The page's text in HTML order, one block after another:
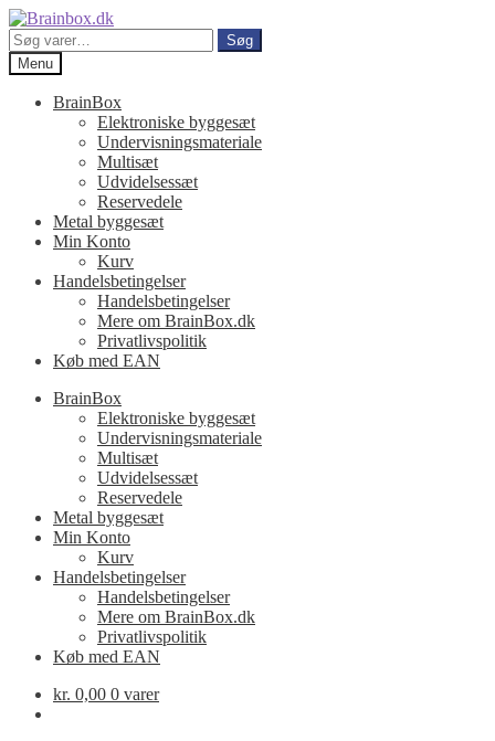
Spring
til
navigation
Spring
til
indhold
Søg
efter:
Søg
Menu
BrainBox
Elektroniske byggesæt
Undervisningsmateriale
Multisæt
Udvidelsessæt
Reservedele
Metal byggesæt
Min Konto
Kurv
Handelsbetingelser
Handelsbetingelser
Mere om BrainBox.dk
Privatlivspolitik
Køb med EAN
BrainBox
Elektroniske byggesæt
Undervisningsmateriale
Multisæt
Udvidelsessæt
Reservedele
Metal byggesæt
Min Konto
Kurv
Handelsbetingelser
Handelsbetingelser
Mere om BrainBox.dk
Privatlivspolitik
Køb med EAN
kr. 0,00 0 varer